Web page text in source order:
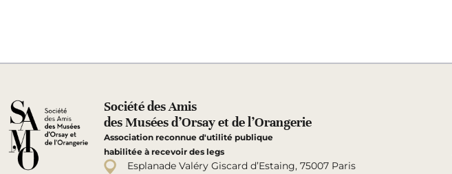
Société des Amis
des Musées d’Orsay et de l’Orangerie
Association reconnue d'utilité publique
habilitée à recevoir des legs
Esplanade Valéry Giscard d’Estaing, 75007 Paris